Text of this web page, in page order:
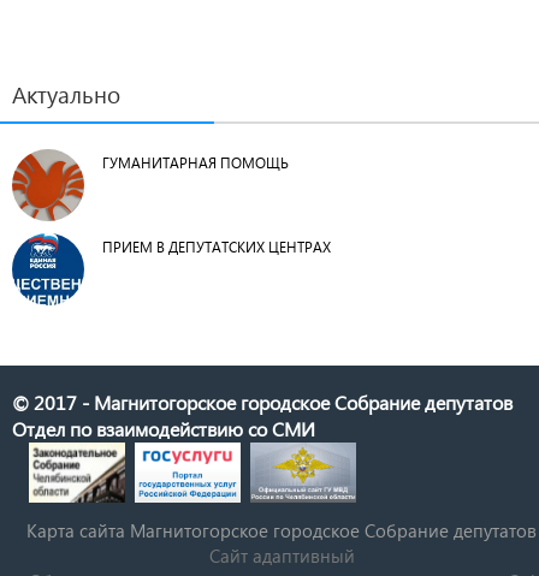
Актуально
ГУМАНИТАРНАЯ ПОМОЩЬ
ПРИЕМ В ДЕПУТАТСКИХ ЦЕНТРАХ
© 2017 - Магнитогорское городское Собрание депутатов
Отдел по взаимодействию со СМИ
Карта сайта Магнитогорское городское Cобрание депутатов
Сайт адаптивный